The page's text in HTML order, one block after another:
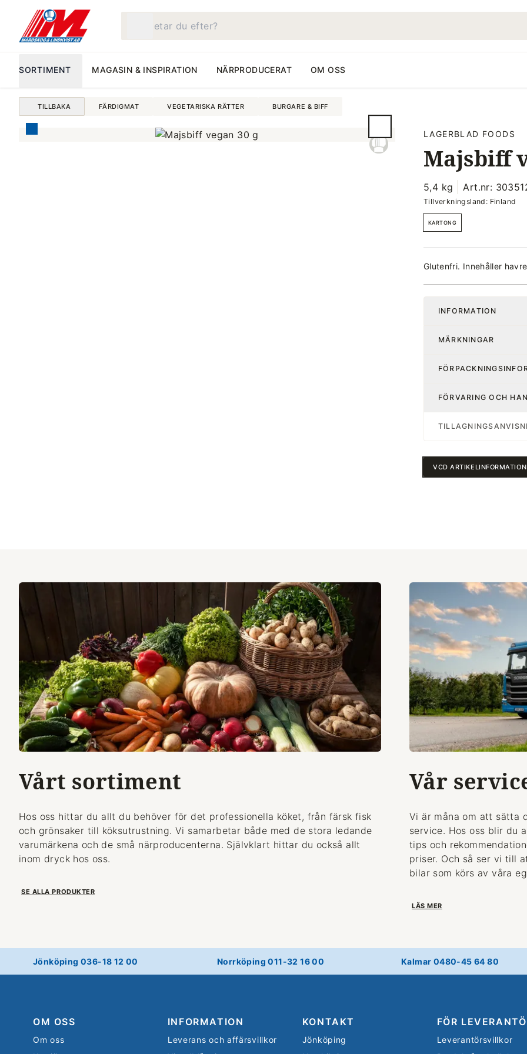
SORTIMENT MAGASIN & INSPIRATION NÄRPRODUCERAT OM OSS
TILLBAKA FÄRDIGMAT VEGETARISKA RÄTTER BURGARE & BIFF
LAGERBLAD FOODS
Majsbiff
5,4 kg Art.nr:
Tillverkningsland: Finland
KARTONG
Glutenfri. Innehåller
INFORMATION
MÄRKNINGAR
FÖRVARING OCH
VCD ARTIKELINFORMATION
Vårt sortiment
Hos oss hittar du allt du behöver för det professionella köket, från färsk fisk
och grönsaker till köksutrustning. Vi samarbetar både med de stora ledande
varumärkena och de små närproducenterna. Självklart hittar du också allt
inom dryck hos oss.
SE ALLA PRODUKTER
Vår
Vi är måna om att sätta
service. Hos oss blir du
tips och
priser. Och så ser vi till
bilar som körs av våra
LÄS MER
Jönköping 036-18 12 00 Norrköping 011-32 16 00 Kalmar 0480-45 64 80
OM OSS
Om oss
INFORMATION
Leverans och affärsvillkor
KONTAKT
Jönköping
FÖR
Leverantörsvillkor